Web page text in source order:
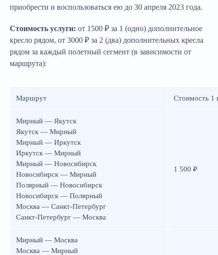
приобрести и воспользоваться ею до 30 апреля 2023 года.
Стоимость услуги: от 1500 ₽ за 1 (одно) дополнительное
кресло рядом, от 3000 ₽ за 2 (два) дополнительных кресла
рядом за каждый полетный сегмент (в зависимости от
маршрута):
Маршрут Стоимость 1
Мирный — Якутск
Якутск — Мирный
Мирный — Иркутск
Иркутск — Мирный
Мирный — Новосибирск
Новосибирск — Мирный
Полярный — Новосибирск
Новосибирск — Полярный
Москва — Санкт-Петербург
Санкт-Петербург — Москва
1 500 ₽
Мирный — Москва
Москва — Мирный